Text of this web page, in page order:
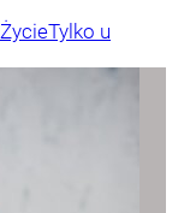
ŻycieTylko u